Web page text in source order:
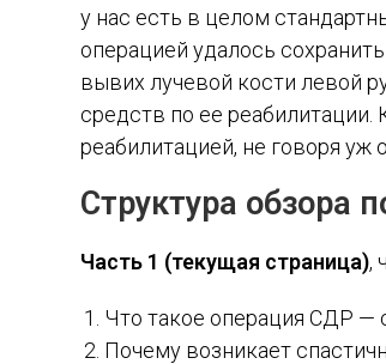
у нас есть в целом
операцией удалось
вывих лучевой кости левой
средств по ее
реабилитацией, не говоря
Структура обзора
Часть 1 (текущая страница),
Что такое операция СДР —
Почему возникает